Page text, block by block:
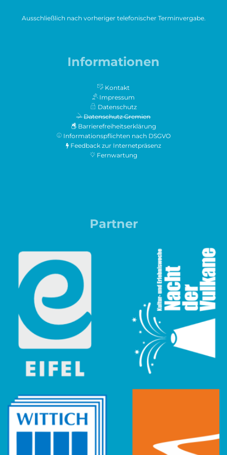
Ausschließlich nach vorheriger telefonischer Terminvergabe.
Informationen
Kontakt
Impressum
Datenschutz
Datenschutz Gremien
Barrierefreiheitserklärung
Informationspflichten nach DSGVO
Feedback zur Internetpräsenz
Fernwartung
Partner